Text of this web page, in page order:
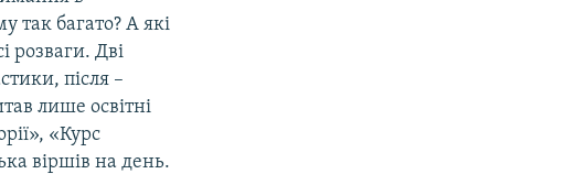
так багато? А які
розваги. Дві
після –
лише освітні
«Курс
віршів на день.